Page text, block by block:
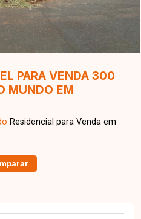
PARA VENDA 300
MUNDO EM
Residencial para Venda em